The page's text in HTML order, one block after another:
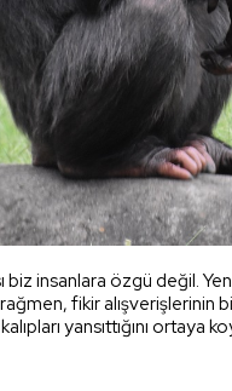
biz insanlara özgü değil.
fikir alışverişlerinin
yansıttığını ortaya